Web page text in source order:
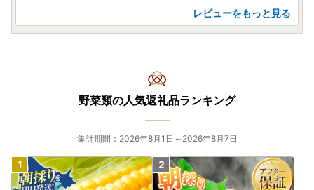
レビューをもっと見る
野菜類の人気返礼品ランキング
集計期間：2026年8月1日～2026年8月7日